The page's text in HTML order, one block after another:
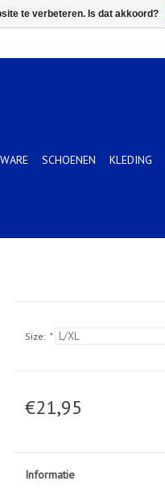
SCHOENEN KLEDING
Size: *
€21,95
Informatie
te verbeteren. Is dat akkoord?